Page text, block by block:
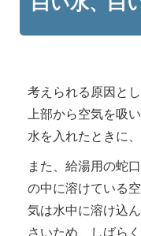
考えられる原因と
上部から空気を吸
水を入れたときに
また、給湯用の蛇
の中に溶けている
気は水中に溶け込
さいため、しばら